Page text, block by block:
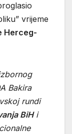
vrijeme
Herceg-
Bakira
rundi
BiHi